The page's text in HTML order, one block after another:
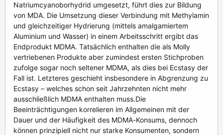
Natriumcyanoborhydrid umgesetzt, führt dies zur Bildung
von MDA. Die Umsetzung dieser Verbindung mit Methylamin
und gleichzeitiger Hydrierung (mittels amalgamiertem
Aluminium und Wasser) in einem Arbeitsschritt ergibt das
Endprodukt MDMA. Tatsächlich enthalten die als Molly
vertriebenen Produkte aber zumindest ersten Stichproben
zufolge sogar noch seltener MDMA, als dies bei Ecstasy der
Fall ist. Letzteres geschieht insbesondere in Abgrenzung zu
Ecstasy – welches schon seit Jahrzehnten nicht mehr
ausschließlich MDMA enthalten muss.Die
Beeinträchtigungen korrelieren im Allgemeinen mit der
Dauer und der Häufigkeit des MDMA-Konsums, dennoch
können prinzipiell nicht nur starke Konsumenten, sondern